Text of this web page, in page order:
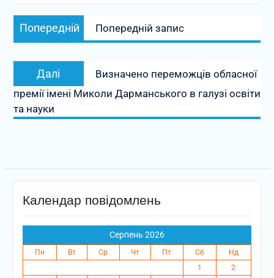
Навігація
записів
Попередній
Попередній
запис:
Попередній запис
Далі
запис:
Визначено переможців обласної
премії імені Миколи Дарманського в галузі освіти
та науки
Календар повідомлень
Серпень 2026
Пн Вт Ср Чт Пт Сб
Нд
1
2